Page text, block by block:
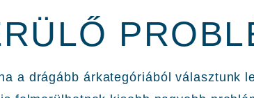
a drágább árkategóriából választunk